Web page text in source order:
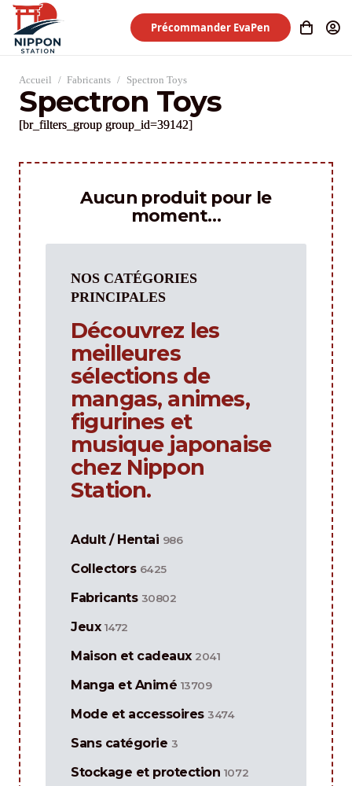
Précommander EvaPen
Accueil / Fabricants / Spectron Toys
Spectron Toys
[br_filters_group group_id=39142]
Aucun produit pour le
moment…
NOS CATÉGORIES
PRINCIPALES
Découvrez les
meilleures
sélections de
mangas, animes,
figurines et
musique japonaise
chez Nippon
Station.
Adult / Hentai 986
Collectors 6425
Fabricants 30802
Jeux 1472
Maison et cadeaux 2041
Manga et Animé 13709
Mode et accessoires 3474
Sans catégorie 3
Stockage et protection 1072